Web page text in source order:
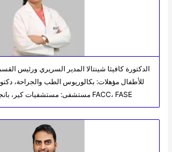
الدكتورة كافيثا شينتالا المدير السريري ورئيس
FACC، FASE مستشفى: مستشفيات كير، بانجارا هيلز، حيدر أباد